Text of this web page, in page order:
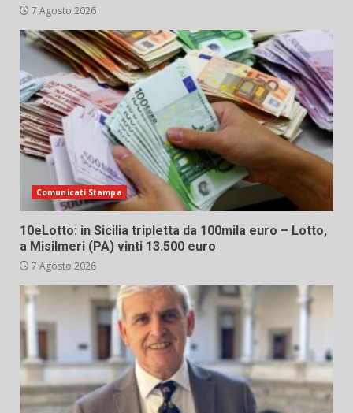
7 Agosto 2026
Comunicati Stampa
10eLotto: in Sicilia tripletta da 100mila euro – Lotto,
a Misilmeri (PA) vinti 13.500 euro
7 Agosto 2026